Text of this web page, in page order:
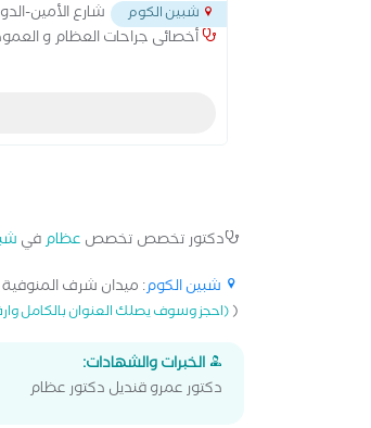
شبين الكوم
شارع الأمين-
أخصائى جراحات العظام و
دكتور تخصص تخصص عظامفي
شبين الكوم: ميدان شرف
((احجز وسوف يصلك العنوان بالكامل
الخبرات والشهادات:
دكتور عمرو قنديل دكتور عظام